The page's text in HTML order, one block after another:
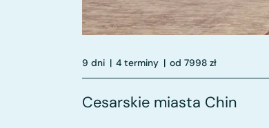
9 dni | 4 terminy | od 7998 zł
Cesarskie miasta Chin